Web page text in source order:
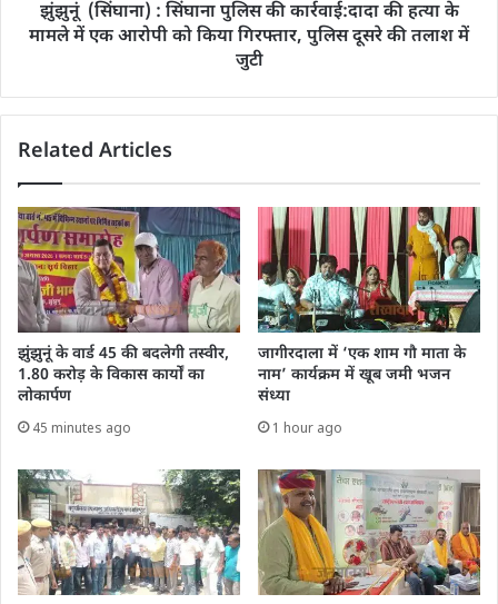
झुंझुनूं (सिंघाना) : सिंघाना ​​​​​​​पुलिस की कार्रवाई:दादा की हत्या के
मामले में एक आरोपी को किया गिरफ्तार, पुलिस दूसरे की तलाश में
जुटी
Related Articles
झुंझुनूं के वार्ड 45 की बदलेगी तस्वीर,
1.80 करोड़ के विकास कार्यों का
लोकार्पण
45 minutes ago
जागीरदाला में ‘एक शाम गौ माता के
नाम’ कार्यक्रम में खूब जमी भजन
संध्या
1 hour ago